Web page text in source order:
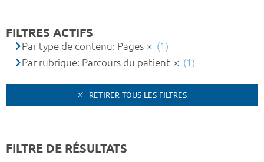
FILTRES ACTIFS
Par type de contenu: Pages
(1)
Par rubrique: Parcours du patient
(1)
RETIRER TOUS LES FILTRES
FILTRE DE RÉSULTATS